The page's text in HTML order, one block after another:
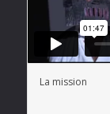
La mission